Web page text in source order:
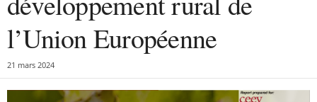
l’Union Européenne
21 mars 2024